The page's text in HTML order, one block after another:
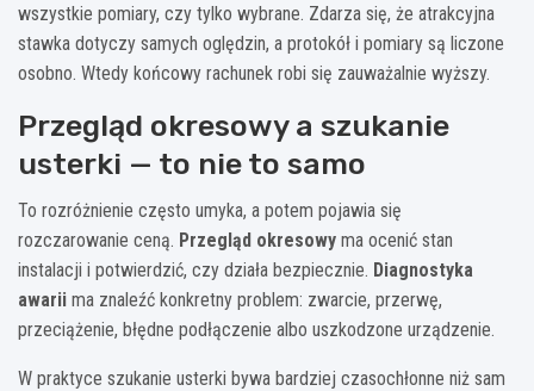
wszystkie pomiary, czy tylko wybrane. Zdarza się, że atrakcyjna
stawka dotyczy samych oględzin, a protokół i pomiary są liczone
osobno. Wtedy końcowy rachunek robi się zauważalnie wyższy.
Przegląd okresowy a szukanie
usterki — to nie to samo
To rozróżnienie często umyka, a potem pojawia się
rozczarowanie ceną. Przegląd okresowy ma ocenić stan
instalacji i potwierdzić, czy działa bezpiecznie. Diagnostyka
awarii ma znaleźć konkretny problem: zwarcie, przerwę,
przeciążenie, błędne podłączenie albo uszkodzone urządzenie.
W praktyce szukanie usterki bywa bardziej czasochłonne niż sam